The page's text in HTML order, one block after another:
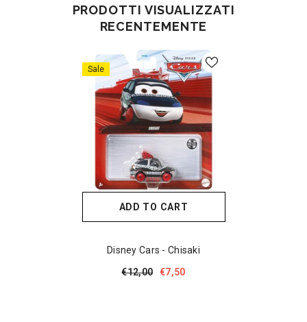
PRODOTTI VISUALIZZATI
RECENTEMENTE
Sale
ADD TO CART
Disney Cars - Chisaki
€12,00
€7,50